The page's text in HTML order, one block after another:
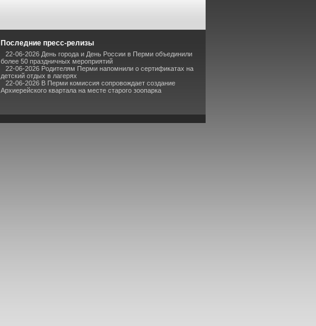
Последние пресс-релизы
22-06-2026 День города и День России в Перми объединили
более 50 праздничных мероприятий
22-06-2026 Родителям Перми напомнили о сертификатах на
детский отдых в лагерях
22-06-2026 В Перми комиссия сопровождает создание
Архиерейского квартала на месте старого зоопарка